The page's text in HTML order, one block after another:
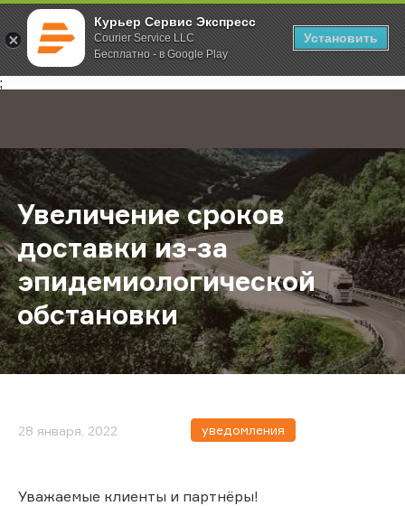
Курьер Сервис Экспресс
Courier Service LLC
Бесплатно - в Google Play
Установить
;
Главная О компании Новости Увеличение сроков доставки из-
Увеличение сроков
доставки из-за
эпидемиологической
обстановки
28 января, 2022 уведомления
Уважаемые клиенты и партнёры!